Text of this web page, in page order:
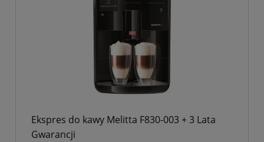
Ekspres do kawy Melitta F830-003 + 3 Lata
Gwarancji